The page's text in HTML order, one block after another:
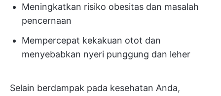
Meningkatkan risiko obesitas dan masalah
pencernaan
Mempercepat kekakuan otot dan
menyebabkan nyeri punggung dan leher
Selain berdampak pada kesehatan Anda,